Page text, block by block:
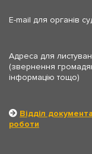
E-mail для органів
Адреса для
(звернення
інформацію тощо)
Відділ
роботи